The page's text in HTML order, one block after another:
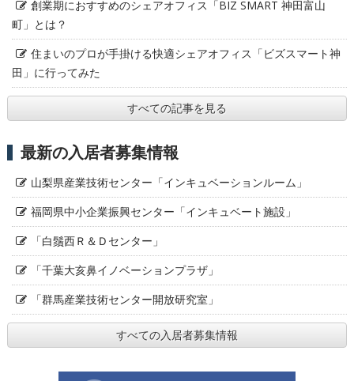
創業期におすすめのシェアオフィス「BIZ SMART 神田富山
町」とは？
住まいのプロが手掛ける快適シェアオフィス「ビズスマート神
田」に行ってみた
すべての記事を見る
最新の入居者募集情報
山梨県産業技術センター「インキュベーションルーム」
福岡県中小企業振興センター「インキュベート施設」
「白鬚西Ｒ＆Ｄセンター」
「千葉大亥鼻イノベーションプラザ」
「群馬産業技術センター開放研究室」
すべての入居者募集情報